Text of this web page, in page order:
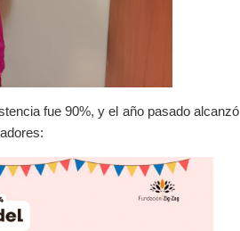
fue 90%, y el año pasado alcanzó